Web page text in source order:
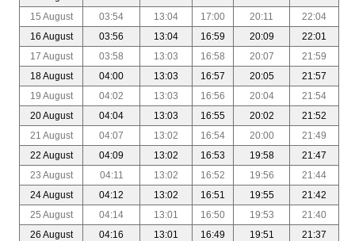
15 August
03:54 13:04 17:00 20:11
22:04
16 August
03:56 13:04 16:59 20:09
22:01
17 August
03:58 13:03 16:58 20:07
21:59
18 August
04:00 13:03 16:57 20:05
21:57
19 August
04:02 13:03 16:56 20:04
21:54
20 August
04:04 13:03 16:55 20:02
21:52
21 August
04:07 13:02 16:54 20:00
21:49
22 August
04:09 13:02 16:53 19:58
21:47
23 August
04:11 13:02 16:52 19:56
21:44
24 August
04:12 13:02 16:51 19:55
21:42
25 August
04:14 13:01 16:50 19:53
21:40
26 August
04:16 13:01 16:49 19:51
21:37